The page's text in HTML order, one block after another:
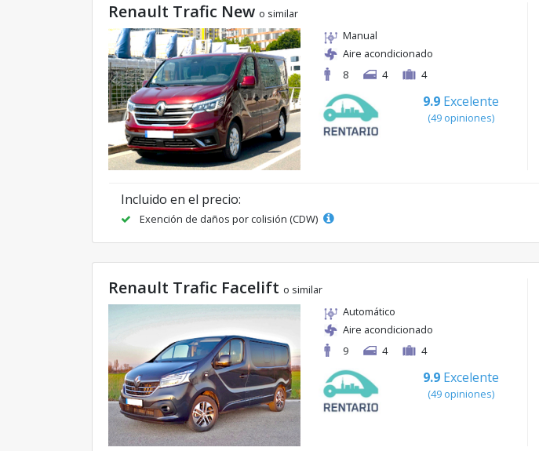
Renault Trafic New o similar
Manual
Aire acondicionado
8
4 4
9.9 Excelente
(49 opiniones)
Incluido en el precio:
Exención de daños por colisión (CDW)
Renault Trafic Facelift o similar
Automático
Aire acondicionado
9
4 4
9.9 Excelente
(49 opiniones)